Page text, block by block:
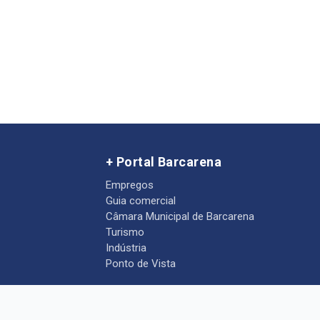
+ Portal Barcarena
Empregos
Guia comercial
Câmara Municipal de Barcarena
Turismo
Indústria
Ponto de Vista